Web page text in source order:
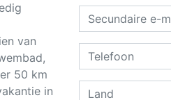
van
50 km
in